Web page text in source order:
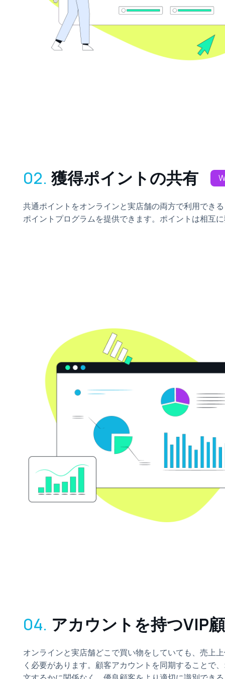
02. 獲得ポイントの共有
共通ポイントをオンラインと実店舗の両方で利用でき
ポイントプログラムを提供できます。ポイントは相互
04. アカウントを持つVIP
オンラインと実店舗どこで買い物をしていても、売上
く必要があります。顧客アカウントを同期することで